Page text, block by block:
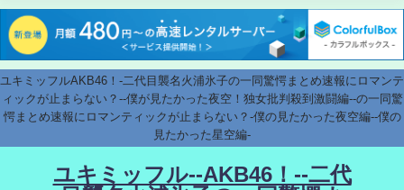
ユキミッフルAKB46！-二代目襲名火浦氷子の一同驚愕まとめ速報にロマンテ
ィックが止まらない？--僕が見たかった夜空！独女批判殺到激闘編--の一同驚
愕まとめ速報にロマンティックが止まらない？-僕の見たかった夜空編--僕の
見たかった星空編-
ユキミッフル--AKB46！--二代